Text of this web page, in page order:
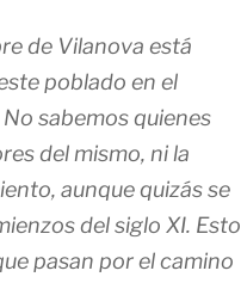
de Vilanova está
poblado en el
sabemos quienes
del mismo, ni la
aunque quizás se
del siglo XI. Esto
pasan por el camino